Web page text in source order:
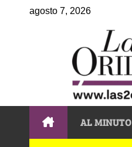
agosto 7, 2026
AL MINUTO